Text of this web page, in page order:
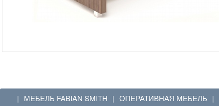
| МЕБЕЛЬ FABIAN SMITH | ОПЕРАТИВНАЯ МЕБЕЛЬ |